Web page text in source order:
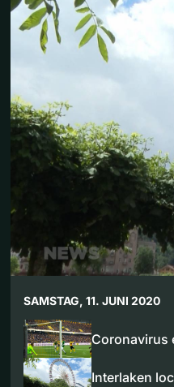
SAMSTAG, 11. JUNI 2020
Coronavirus
Interlaken